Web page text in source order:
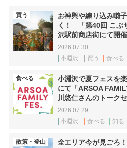
買う
お神輿や練り込み囃
く！ 「第40回 こぶ
沢駅前商店街にて開催
2026.07.30
小淵沢
買う 食べる
食べる
小淵沢で夏フェスを
にて「ARSOA
川悠仁さんのトーク
2026.07.29
小淵沢
食べる 知る
散策・登山
全エリア今が見ごろ